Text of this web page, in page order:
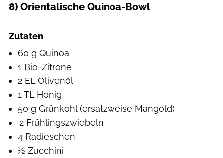
8) Orientalische Quinoa-Bowl
Zutaten
60 g Quinoa
1 Bio-Zitrone
2 EL Olivenöl
1 TL Honig
50 g Grünkohl (ersatzweise Mangold)
2 Früh­lings­zwiebeln
4 Radieschen
½ Zucchini